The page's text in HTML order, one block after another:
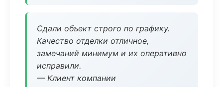
Сдали объект строго по графику.
Качество отделки отличное,
замечаний минимум и их оперативно
исправили.
— Клиент компании